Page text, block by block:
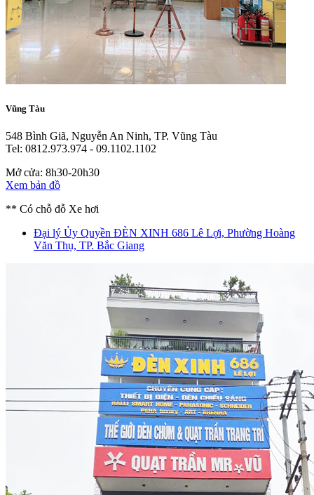
Vũng Tàu
548 Bình Giã, Nguyễn An Ninh, TP. Vũng Tàu
Tel: 0812.973.974 - 09.1102.1102
Mở cửa: 8h30-20h30
Xem bản đồ
** Có chỗ đỗ Xe hơi
Đại lý Ủy Quyền ĐÈN XINH 686 Lê Lợi, Phường Hoàng
Văn Thụ, TP. Bắc Giang